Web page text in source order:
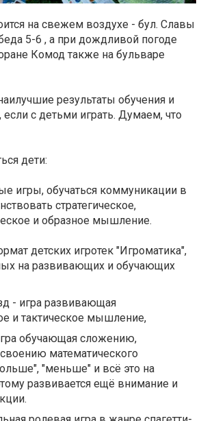
на свежем воздухе - бул. Славы
5-6 , а при дождливой погоде
Комод также на бульваре
результаты обучения и
если с детьми играть. Думаем, что
дети:
игры, обучаться коммуникации в
стратегическое,
и образное мышление.
детских игротек "Игроматика",
на развивающих и обучающих
- игра развивающая
и тактическое мышление,
обучающая сложению,
математического
"меньше" и всё это на
развивается ещё внимание и